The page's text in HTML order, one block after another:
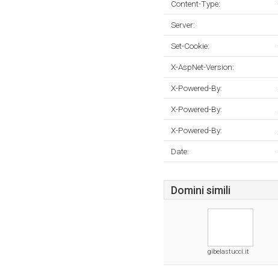
Content-Type:
Server:
Set-Cookie:
X-AspNet-Version:
X-Powered-By:
X-Powered-By:
X-Powered-By:
Date:
Domini simili
gibelastucci.it